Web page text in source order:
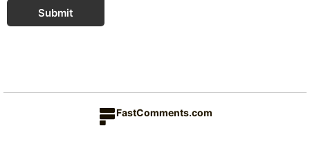
Submit
FastComments.com